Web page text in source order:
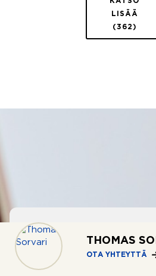
THOMAS
OTA YHTEYTTÄ
LISÄÄ
(362)